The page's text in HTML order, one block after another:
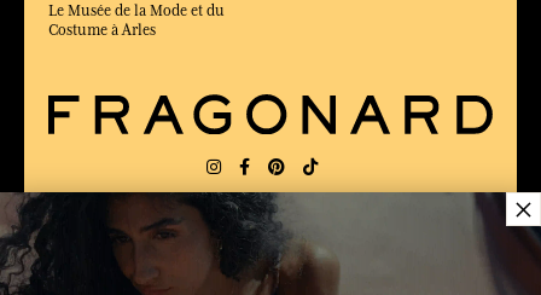
Le Musée de la Mode et du
Costume à Arles
FR LANGUE:
×